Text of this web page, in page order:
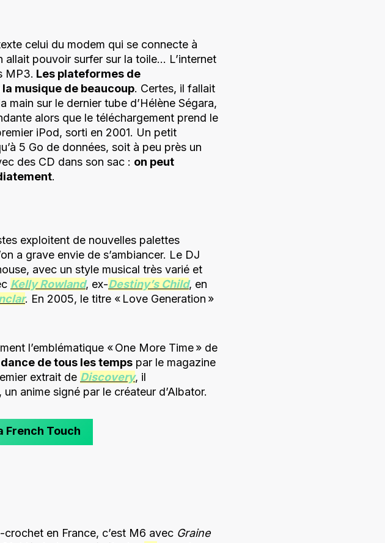
celui du modem qui se connecte à
pouvoir surfer sur la toile… L’internet
MP3. Les plateformes de
musique de beaucoup. Certes, il fallait
sur le dernier tube d’Hélène Ségara,
alors que le téléchargement prend le
iPod, sorti en 2001. Un petit
5 Go de données, soit à peu près un
des CD dans son sac : on peut
.
exploitent de nouvelles palettes
a grave envie de s’ambiancer. Le DJ
avec un style musical très varié et
Kelly Rowland, ex-Destiny’s Child, en
. En 2005, le titre « Love Generation »
l’emblématique « One More Time » de
de tous les temps par le magazine
extrait de Discovery, il
anime signé par le créateur d’Albator.
French Touch
en France, c’est M6 avec Graine